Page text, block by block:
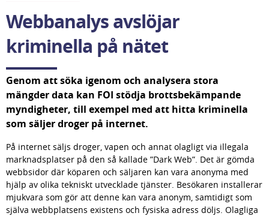
Webbanalys avslöjar
kriminella på nätet
Genom att söka igenom och analysera stora
mängder data kan FOI stödja brottsbekämpande
myndigheter, till exempel med att hitta kriminella
som säljer droger på internet.
På internet säljs droger, vapen och annat olagligt via illegala
marknadsplatser på den så kallade ”Dark Web”. Det är gömda
webbsidor där köparen och säljaren kan vara anonyma med
hjälp av olika tekniskt utvecklade tjänster. Besökaren installerar
mjukvara som gör att denne kan vara anonym, samtidigt som
själva webbplatsens existens och fysiska adress döljs. Olagliga